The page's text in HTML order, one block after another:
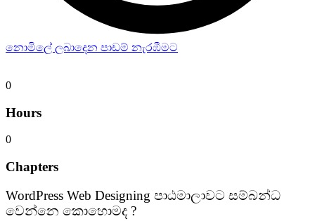
නොමිලේ ලබාදෙන පාඩම් නැරඹීමට
0
Hours
0
Chapters
WordPress Web Designing පාඨමාලාවට සම්බන්ධ
වෙන්නෙ කොහොමද ?